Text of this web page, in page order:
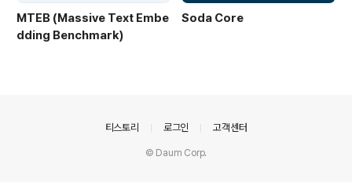
MTEB (Massive Text Embe
dding Benchmark)
Soda Core
티스토리 로그인 고객센터
© Daum Corp.